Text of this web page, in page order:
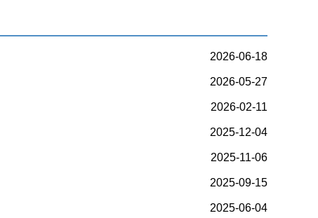
2026-06-18
2026-05-27
2026-02-11
2025-12-04
2025-11-06
2025-09-15
2025-06-04